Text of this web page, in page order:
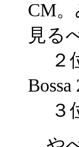
CM
見る
２
３